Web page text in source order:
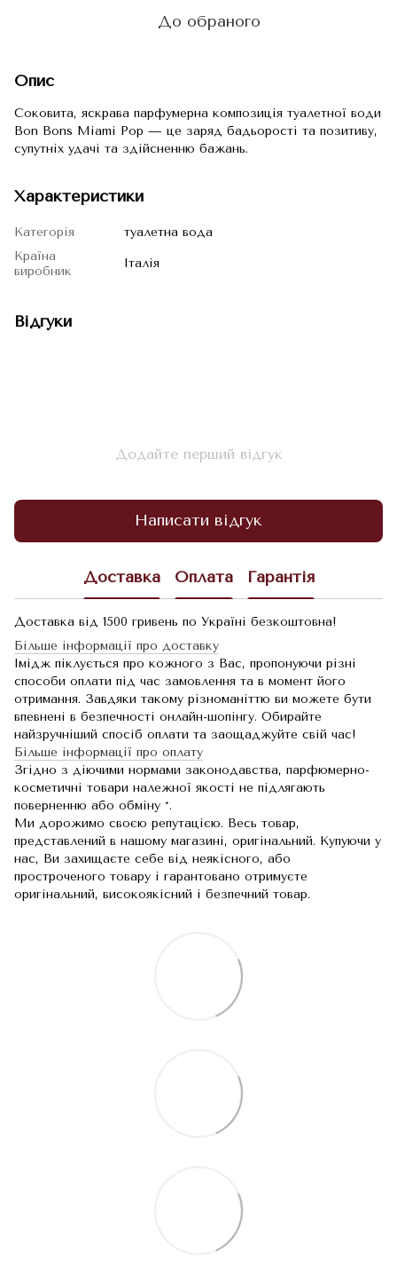
До обраного
Опис
Соковита, яскрава парфумерна композиція туалетної води
Bon Bons Miami Pop — це заряд бадьорості та позитиву,
супутніх удачі та здійсненню бажань.
Характеристики
Категорія
туалетна вода
Країна
виробник
Італія
Відгуки
Додайте перший відгук
Написати відгук
Доставка Оплата Гарантія
Доставка від 1500 гривень по Україні безкоштовна!
Більше інформації про доставку
Імідж піклується про кожного з Вас, пропонуючи різні
способи оплати під час замовлення та в момент його
отримання. Завдяки такому різноманіттю ви можете бути
впевнені в безпечності онлайн-шопінгу. Обирайте
найзручніший спосіб оплати та заощаджуйте свій час!
Більше інформації про оплату
Згідно з діючими нормами законодавства, парфюмерно-
косметичні товари належної якості не підлягають
поверненню або обміну *.
Ми дорожимо своєю репутацією. Весь товар,
представлений в нашому магазині, оригінальний. Купуючи у
нас, Ви захищаєте себе від неякісного, або
простроченого товару і гарантовано отримуєте
оригінальний, високоякісний і безпечний товар.